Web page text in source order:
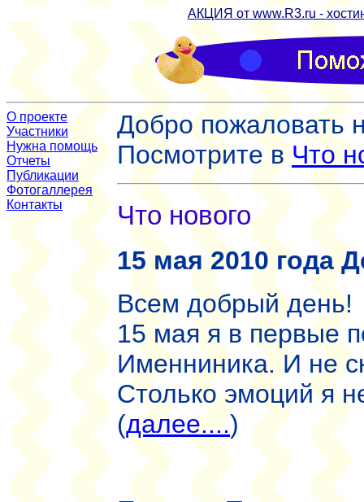
АКЦИЯ от www.R3.ru -
О проекте
Участники
Нужна помощь
Отчеты
Публикации
Фотогаллерея
Контакты
Добро пожаловать
Посмотрите вЧто
Что нового
15 мая 2010 года
Всем добрый день!
15 мая я в первые
Именниника. И не
Столько эмоций я
(далее....)